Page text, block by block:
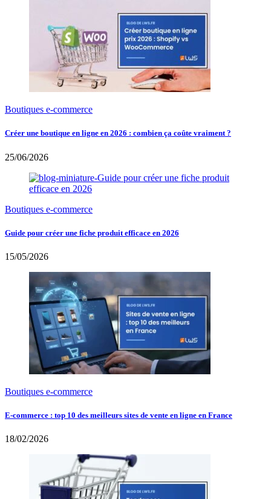
Boutiques e-commerce
Créer une boutique en ligne en 2026 : combien ça coûte vraiment ?
25/06/2026
Boutiques e-commerce
Guide pour créer une fiche produit efficace en 2026
15/05/2026
Boutiques e-commerce
E-commerce : top 10 des meilleurs sites de vente en ligne en France
18/02/2026